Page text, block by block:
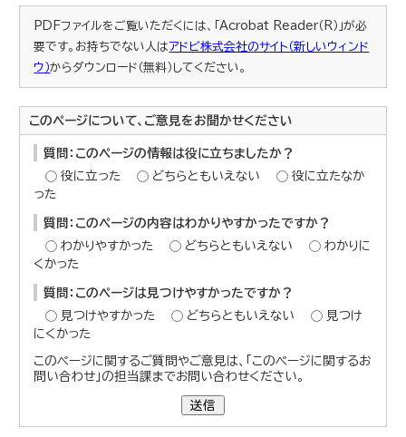
PDFファイルをご覧いただくには、「Acrobat Reader（R）」が必
要です。お持ちでない人はアドビ株式会社のサイト（新しいウィンド
ウ）からダウンロード（無料）してください。
このページについて、ご意見をお聞かせください
質問：このページの情報は役に立ちましたか？
役に立った
どちらともいえない
役に立たなか
った
質問：このページの内容はわかりやすかったですか？
わかりやすかった
どちらともいえない
わかりに
くかった
質問：このページは見つけやすかったですか？
見つけやすかった
どちらともいえない
見つけ
にくかった
このページに関するご質問やご意見は、「このページに関するお
問い合わせ」の担当課までお問い合わせください。
送信